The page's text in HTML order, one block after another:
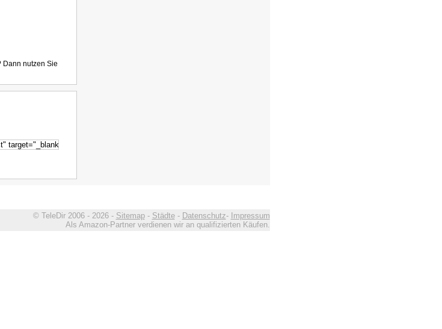
Dann nutzen Sie
© TeleDir 2006 - 2026 - Sitemap- Städte- Datenschutz- Impressum
Als Amazon-Partner verdienen wir an qualifizierten Käufen.